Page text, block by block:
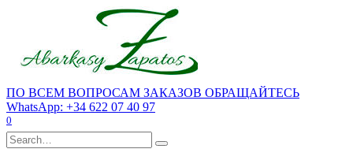
ПО ВСЕМ ВОПРОСАМ ЗАКАЗОВ ОБРАЩАЙТЕСЬ
WhatsApp: +34 622 07 40 97
0
Search
for: